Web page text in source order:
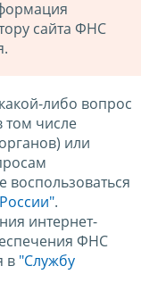
сайта ФНС
либо вопрос
том числе
или
.
интернет-
ФНС
в "Службу